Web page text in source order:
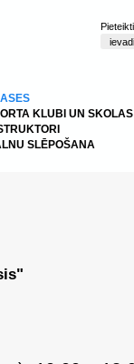
KLUBI UN SKOLAS
SLĒPOŠANA